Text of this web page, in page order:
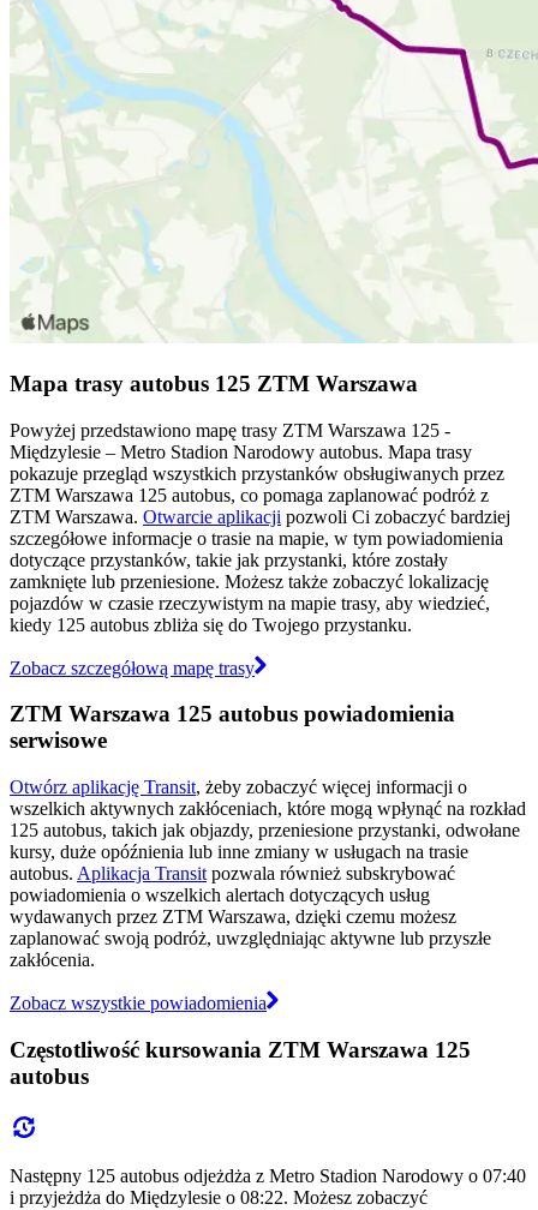
Mapa trasy autobus 125 ZTM Warszawa
Powyżej przedstawiono mapę trasy ZTM Warszawa 125 -
Międzylesie – Metro Stadion Narodowy autobus. Mapa trasy
pokazuje przegląd wszystkich przystanków obsługiwanych przez
ZTM Warszawa 125 autobus, co pomaga zaplanować podróż z
ZTM Warszawa. Otwarcie aplikacji pozwoli Ci zobaczyć bardziej
szczegółowe informacje o trasie na mapie, w tym powiadomienia
dotyczące przystanków, takie jak przystanki, które zostały
zamknięte lub przeniesione. Możesz także zobaczyć lokalizację
pojazdów w czasie rzeczywistym na mapie trasy, aby wiedzieć,
kiedy 125 autobus zbliża się do Twojego przystanku.
Zobacz szczegółową mapę trasy
ZTM Warszawa 125 autobus powiadomienia
serwisowe
Otwórz aplikację Transit, żeby zobaczyć więcej informacji o
wszelkich aktywnych zakłóceniach, które mogą wpłynąć na rozkład
125 autobus, takich jak objazdy, przeniesione przystanki, odwołane
kursy, duże opóźnienia lub inne zmiany w usługach na trasie
autobus. Aplikacja Transit pozwala również subskrybować
powiadomienia o wszelkich alertach dotyczących usług
wydawanych przez ZTM Warszawa, dzięki czemu możesz
zaplanować swoją podróż, uwzględniając aktywne lub przyszłe
zakłócenia.
Zobacz wszystkie powiadomienia
Częstotliwość kursowania ZTM Warszawa 125
autobus
Następny 125 autobus odjeżdża z Metro Stadion Narodowy o 07:40
i przyjeżdża do Międzylesie o 08:22. Możesz zobaczyć